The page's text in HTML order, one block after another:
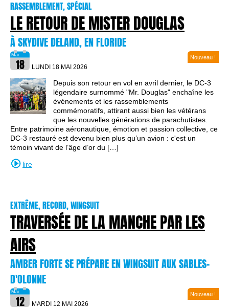
RASSEMBLEMENT, SPÉCIAL
LE RETOUR DE MISTER DOUGLAS
À SKYDIVE DELAND, EN FLORIDE
LUNDI 18 MAI 2026
Nouveau !
Depuis son retour en vol en avril dernier, le DC-3
légendaire surnommé "Mr. Douglas" enchaîne les
événements et les rassemblements
commémoratifs, attirant aussi bien les vétérans
que les nouvelles générations de parachutistes.
Entre patrimoine aéronautique, émotion et passion collective, ce
DC-3 restauré est devenu bien plus qu’un avion : c'est un
témoin vivant de l’âge d’or du […]
lire
EXTRÊME, RECORD, WINGSUIT
TRAVERSÉE DE LA MANCHE PAR LES
AIRS
AMBER FORTE SE PRÉPARE EN WINGSUIT AUX SABLES-
D'OLONNE
MARDI 12 MAI 2026
Nouveau !